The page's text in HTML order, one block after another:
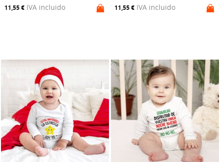
11,55 € IVA incluido 11,55 € IVA incluido